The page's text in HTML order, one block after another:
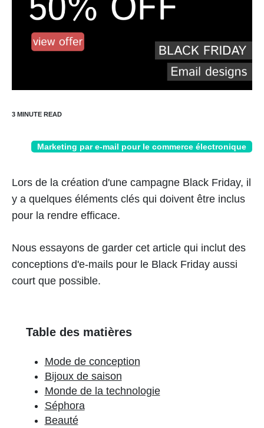
Marketing par e-mail pour le commerce électronique
Lors de la création d'une campagne Black Friday, il
y a quelques éléments clés qui doivent être inclus
pour la rendre efficace.
Nous essayons de garder cet article qui inclut des
conceptions d'e-mails pour le Black Friday aussi
court que possible.
Table des matières
Mode de conception
Bijoux de saison
Monde de la technologie
Séphora
Beauté